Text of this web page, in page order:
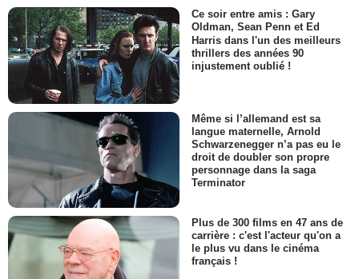
Ce soir entre amis : Gary
Oldman, Sean Penn et Ed
Harris dans l'un des meilleurs
thrillers des années 90
injustement oublié !
Même si l’allemand est sa
langue maternelle, Arnold
Schwarzenegger n’a pas eu le
droit de doubler son propre
personnage dans la saga
Terminator
Plus de 300 films en 47 ans de
carrière : c'est l'acteur qu'on a
le plus vu dans le cinéma
français !